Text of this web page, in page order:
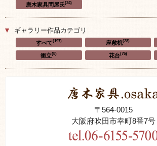
唐木家具問屋氏(24)
ギャラリー作品カテゴリ
すべて(197) 座敷机(28)
衝立(8) 花台(76)
〒564-0015
大阪府吹田市幸町8番7号